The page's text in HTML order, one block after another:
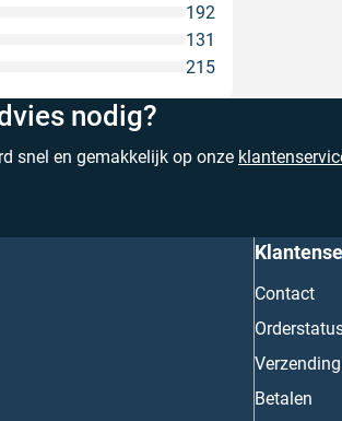
215
131
192
nodig?
snel en gemakkelijk op onze
Contact
Betalen